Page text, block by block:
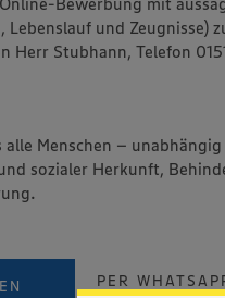
Lebenslauf und Zeugnisse)
Herr Stubhann, Telefon
Menschen –
sozialer Herkunft,
PER